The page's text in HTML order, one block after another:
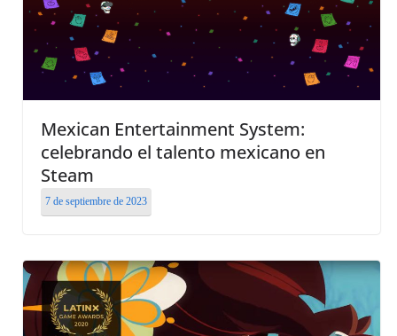
Mexican Entertainment System:
celebrando el talento mexicano en
Steam
7 de septiembre de 2023